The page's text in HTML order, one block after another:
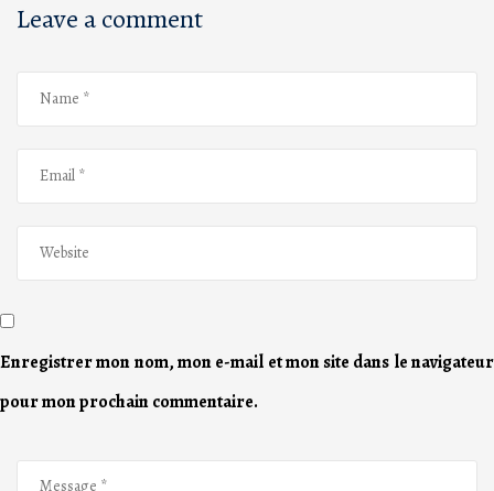
Leave a comment
Enregistrer mon nom, mon e-mail et mon site dans le navigateur
pour mon prochain commentaire.